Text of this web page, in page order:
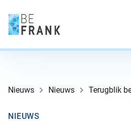
Nieuws Nieuws Terugblik
NIEUWS